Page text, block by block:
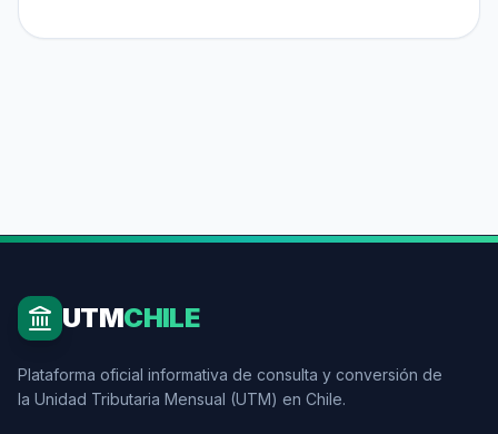
UTMCHILE
Plataforma oficial informativa de consulta y conversión de
la Unidad Tributaria Mensual (UTM) en Chile.